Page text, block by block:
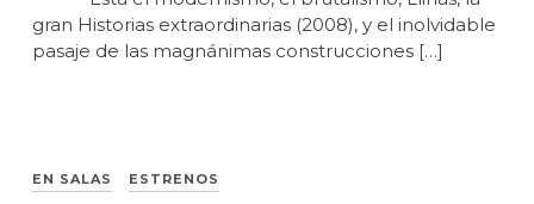
gran Historias extraordinarias (2008), y el inolvidable
pasaje de las magnánimas construcciones […]
EN SALAS ESTRENOS